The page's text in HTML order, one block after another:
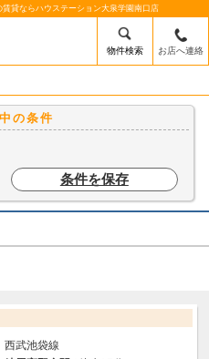
貸ならハウステーション大泉学園南口店
物件検索 お店へ連絡
の条件
条件を保存
西武池袋線